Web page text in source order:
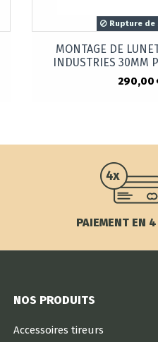
Rupture de
MONTAGE DE
INDUSTRIES 30MM
290,00
PAIEMENT EN
NOS PRODUITS
Accessoires tireurs